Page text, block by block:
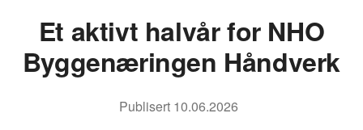
Et aktivt halvår for NHO
Byggenæringen Håndverk
Publisert 10.06.2026